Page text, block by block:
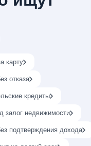
карту
отказа
кредиты
залог недвижимости
подтверждения дохода